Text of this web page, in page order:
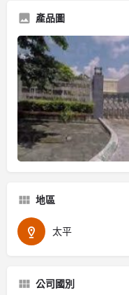
產品圖
地區
太平
公司國別